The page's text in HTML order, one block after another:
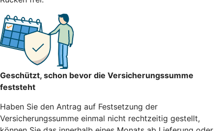
Geschützt, schon bevor die Versicherungssumme
feststeht
Haben Sie den Antrag auf Festsetzung der
Versicherungssumme einmal nicht rechtzeitig gestellt,